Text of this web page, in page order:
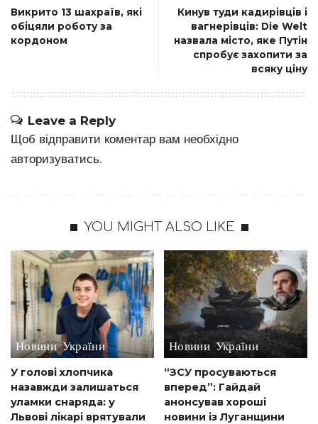
Викрито 13 шахраїв, які
обіцяли роботу за
кордоном
Кинув туди кадирівців і
вагнерівців: Die Welt
назвала місто, яке Путін
спробує захопити за
всяку ціну
Leave a Reply
Щоб відправити коментар вам необхідно
авторизуватись.
YOU MIGHT ALSO LIKE
Новини України
У голові хлопчика
назавжди залишаться
уламки снаряда: у
Львові лікарі врятували
Новини України
“ЗСУ просуваються
вперед”: Гайдай
анонсував хороші
новини із Луганщини